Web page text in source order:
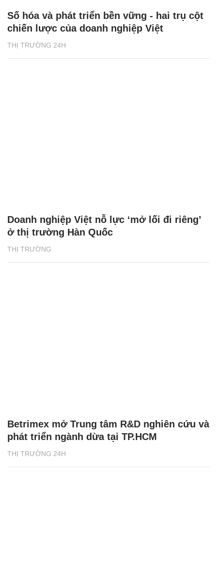
THỊ TRƯỜNG 24H
Số hóa và phát triển bền vững - hai trụ cột
chiến lược của doanh nghiệp Việt
THỊ TRƯỜNG
Doanh nghiệp Việt nỗ lực ‘mở lối đi riêng’
ở thị trường Hàn Quốc
THỊ TRƯỜNG 24H
Betrimex mở Trung tâm R&D nghiên cứu và
phát triển ngành dừa tại TP.HCM